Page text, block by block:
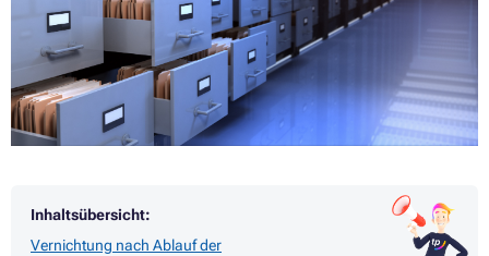
Inhaltsübersicht:
Vernichtung nach Ablauf der